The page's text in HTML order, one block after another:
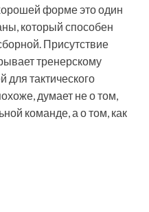
форме это один
который способен
Присутствие
тренерскому
тактического
думает не о том,
команде, а о том, как